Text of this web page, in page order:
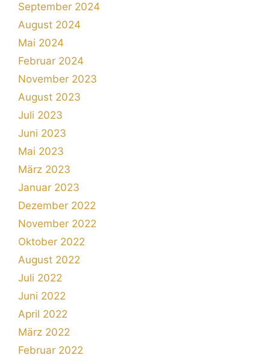
September 2024
August 2024
Mai 2024
Februar 2024
November 2023
August 2023
Juli 2023
Juni 2023
Mai 2023
März 2023
Januar 2023
Dezember 2022
November 2022
Oktober 2022
August 2022
Juli 2022
Juni 2022
April 2022
März 2022
Februar 2022